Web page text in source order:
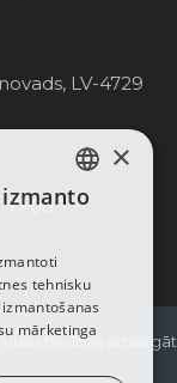
LV-4729
17:00
tiesības
LATVIAN
ENGLISH
×
tehnisku
mārketinga